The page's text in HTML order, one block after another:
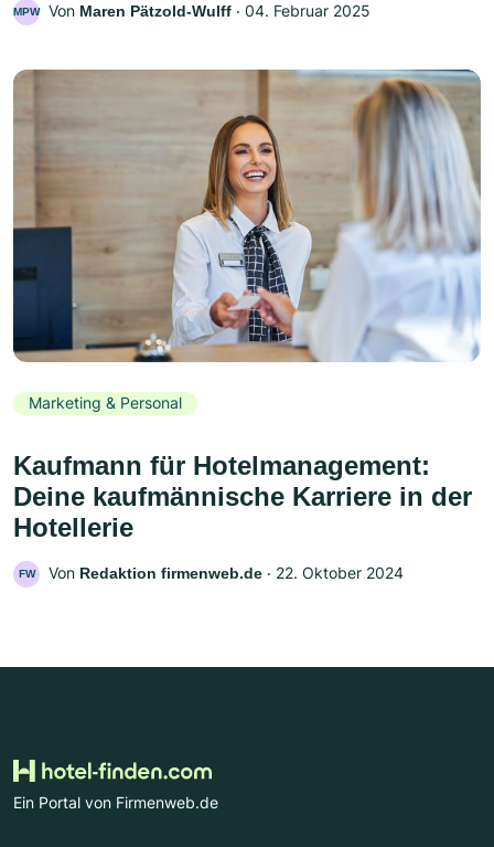
MPW Von Maren Pätzold-Wulff ‧ 04. Februar 2025
Marketing & Personal
Kaufmann für Hotelmanagement:
Deine kaufmännische Karriere in der
Hotellerie
FW Von Redaktion firmenweb.de ‧ 22. Oktober 2024
Ein Portal von Firmenweb.de